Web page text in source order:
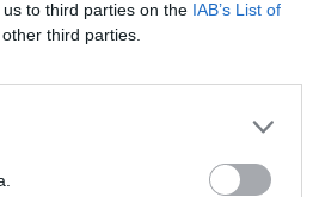
to third parties on the IAB’s List of
third parties.
comme un
Selon nos sources,